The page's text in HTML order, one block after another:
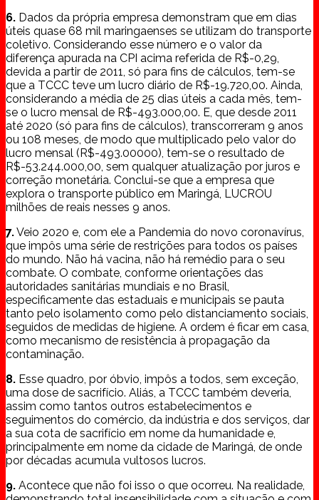
6. Dados da própria empresa demonstram que em dias
úteis quase 68 mil maringaenses se utilizam do transporte
coletivo. Considerando esse número e o valor da
diferença apurada na CPI acima referida de R$-0,29,
devida a partir de 2011, só para fins de cálculos, tem-se
que a TCCC teve um lucro diário de R$-19.720,00. Ainda,
considerando a média de 25 dias úteis a cada mês, tem-
se o lucro mensal de R$-493.000,00. E, que desde 2011
até 2020 (só para fins de cálculos), transcorreram 9 anos
ou 108 meses, de modo que multiplicado pelo valor do
lucro mensal (R$-493.00000), tem-se o resultado de
R$-53.244.000,00, sem qualquer atualização por juros e
correção monetária. Conclui-se que a empresa que
explora o transporte público em Maringá, LUCROU
milhões de reais nesses 9 anos.
7.Veio 2020 e, com ele a Pandemia do novo coronavírus,
que impôs uma série de restrições para todos os países
do mundo. Não há vacina, não há remédio para o seu
combate. O combate, conforme orientações das
autoridades sanitárias mundiais e no Brasil,
especificamente das estaduais e municipais se pauta
tanto pelo isolamento como pelo distanciamento sociais,
seguidos de medidas de higiene. A ordem é ficar em casa,
como mecanismo de resistência à propagação da
contaminação.
8. Esse quadro, por óbvio, impôs a todos, sem exceção,
uma dose de sacrifício. Aliás, a TCCC também deveria,
assim como tantos outros estabelecimentos e
seguimentos do comércio, da indústria e dos serviços, dar
a sua cota de sacrifício em nome da humanidade e,
principalmente em nome da cidade de Maringá, de onde
por décadas acumula vultosos lucros.
9. Acontece que não foi isso o que ocorreu. Na realidade,